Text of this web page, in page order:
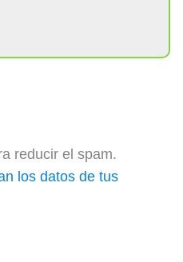
reducir el spam.
los datos de tus